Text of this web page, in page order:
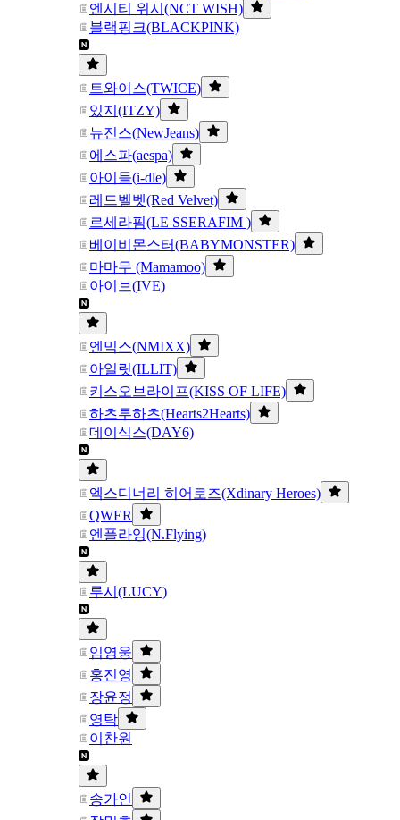
엔시티 위시(NCT WISH)
블랙핑크(BLACKPINK)
트와이스(TWICE)
있지(ITZY)
뉴진스(NewJeans)
에스파(aespa)
아이들(i-dle)
레드벨벳(Red Velvet)
르세라핌(LE SSERAFIM )
베이비몬스터(BABYMONSTER)
마마무 (Mamamoo)
아이브(IVE)
엔믹스(NMIXX)
아일릿(ILLIT)
키스오브라이프(KISS OF LIFE)
하츠투하츠(Hearts2Hearts)
데이식스(DAY6)
엑스디너리 히어로즈(Xdinary Heroes)
QWER
엔플라잉(N.Flying)
루시(LUCY)
임영웅
홍진영
장윤정
영탁
이찬원
송가인